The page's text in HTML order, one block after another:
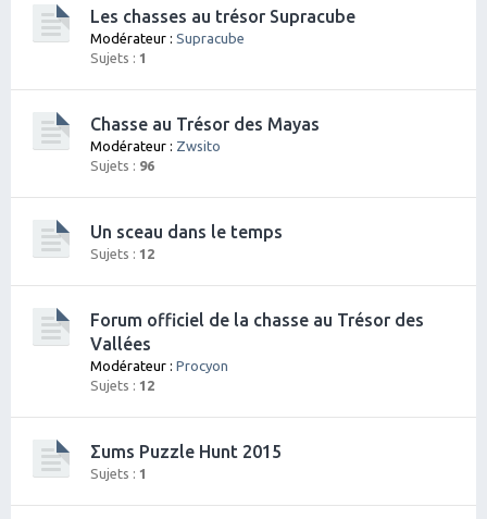
Les chasses au trésor Supracube
Modérateur : Supracube
Sujets : 1
Chasse au Trésor des Mayas
Modérateur : Zwsito
Sujets : 96
Un sceau dans le temps
Sujets : 12
Forum officiel de la chasse au Trésor des
Vallées
Modérateur : Procyon
Sujets : 12
Σums Puzzle Hunt 2015
Sujets : 1